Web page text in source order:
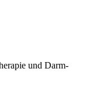
und Darm-